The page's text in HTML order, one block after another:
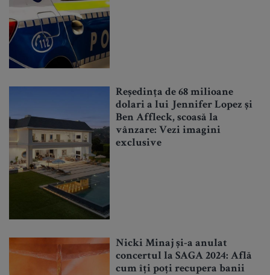
Reședința de 68 milioane
dolari a lui Jennifer Lopez și
Ben Affleck, scoasă la
vânzare: Vezi imagini
exclusive
Nicki Minaj și-a anulat
concertul la SAGA 2024: Află
cum îți poți recupera banii